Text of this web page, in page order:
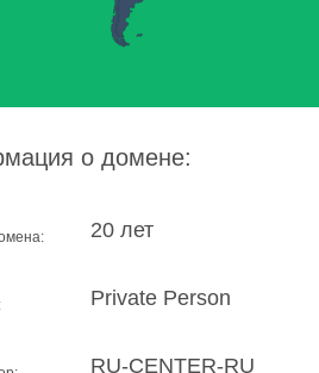
о домене:
20 лет
Private Person
RU-CENTER-RU